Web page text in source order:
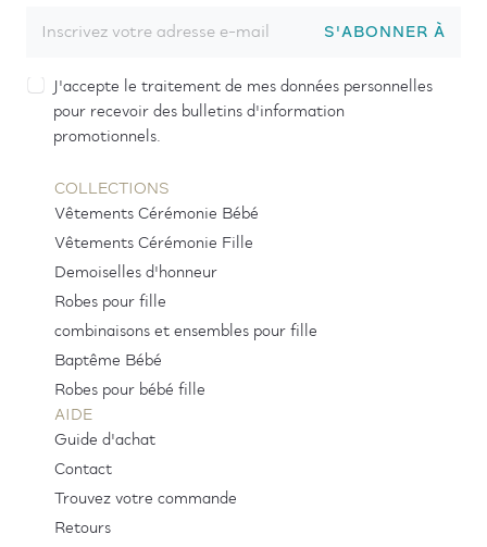
S'ABONNER À
J'accepte le traitement de mes données personnelles
pour recevoir des bulletins d'information
promotionnels.
COLLECTIONS
Vêtements Cérémonie Bébé
Vêtements Cérémonie Fille
Demoiselles d'honneur
Robes pour fille
combinaisons et ensembles pour fille
Baptême Bébé
Robes pour bébé fille
AIDE
Guide d'achat
Contact
Trouvez votre commande
Retours